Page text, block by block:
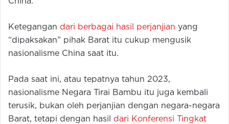
Ketegangan dari berbagai hasil perjanjian yang
“dipaksakan” pihak Barat itu cukup mengusik
nasionalisme China saat itu.
Pada saat ini, atau tepatnya tahun 2023,
nasionalisme Negara Tirai Bambu itu juga kembali
terusik, bukan oleh perjanjian dengan negara-negara
Barat, tetapi dengan hasil dari Konferensi Tingkat